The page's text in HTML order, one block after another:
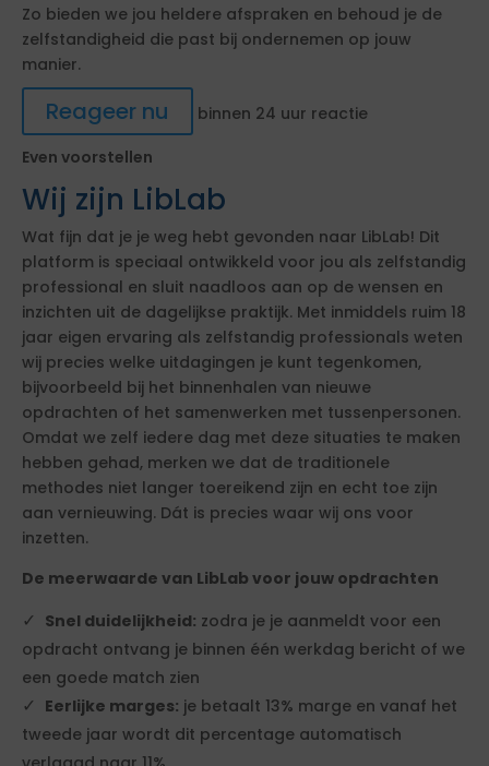
Zo bieden we jou heldere afspraken en behoud je de
zelfstandigheid die past bij ondernemen op jouw
manier.
Reageer nu
binnen 24 uur reactie
Even voorstellen
Wij zijn LibLab
Wat fijn dat je je weg hebt gevonden naar LibLab! Dit
platform is speciaal ontwikkeld voor jou als zelfstandig
professional en sluit naadloos aan op de wensen en
inzichten uit de dagelijkse praktijk. Met inmiddels ruim 18
jaar eigen ervaring als zelfstandig professionals weten
wij precies welke uitdagingen je kunt tegenkomen,
bijvoorbeeld bij het binnenhalen van nieuwe
opdrachten of het samenwerken met tussenpersonen.
Omdat we zelf iedere dag met deze situaties te maken
hebben gehad, merken we dat de traditionele
methodes niet langer toereikend zijn en echt toe zijn
aan vernieuwing. Dát is precies waar wij ons voor
inzetten.
De meerwaarde van LibLab voor jouw opdrachten
Snel duidelijkheid: zodra je je aanmeldt voor een
opdracht ontvang je binnen één werkdag bericht of we
een goede match zien
Eerlijke marges: je betaalt 13% marge en vanaf het
tweede jaar wordt dit percentage automatisch